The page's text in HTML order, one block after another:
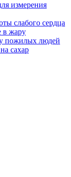
измерения
слабого сердца
в жару
пожилых людей
сахар